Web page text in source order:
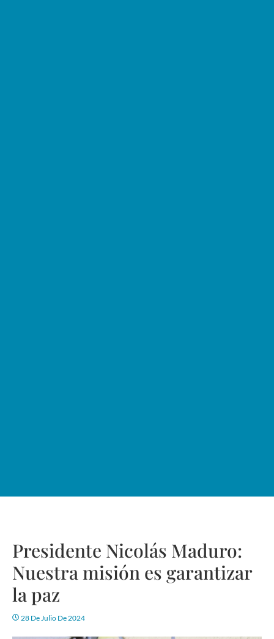
Presidente Nicolás Maduro:
Nuestra misión es garantizar
la paz
28 De Julio De 2024